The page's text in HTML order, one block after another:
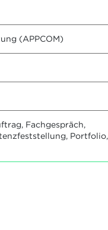
(APPCOM)
Fachgespräch,
Portfolio,